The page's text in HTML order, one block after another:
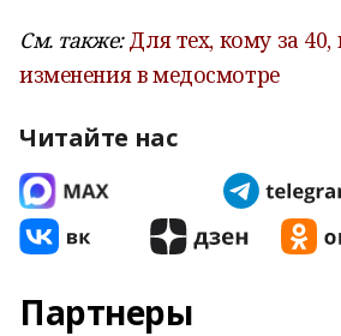
См. также: Для тех, кому за 40,
изменения в медосмотре
Читайте нас
Партнеры